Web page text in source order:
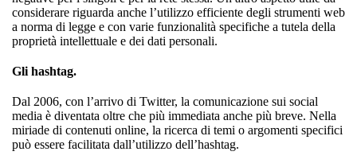
considerare riguarda anche l’utilizzo efficiente degli strumenti web
a norma di legge e con varie funzionalità specifiche a tutela della
proprietà intellettuale e dei dati personali.
Gli hashtag.
Dal 2006, con l’arrivo di Twitter, la comunicazione sui social
media è diventata oltre che più immediata anche più breve. Nella
miriade di contenuti online, la ricerca di temi o argomenti specifici
può essere facilitata dall’utilizzo dell’hashtag.